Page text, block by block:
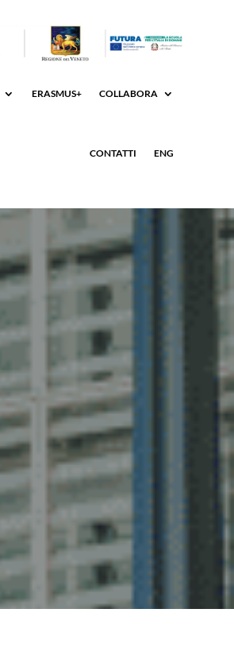
ERASMUS+ COLLABORA
CONTATTI ENG